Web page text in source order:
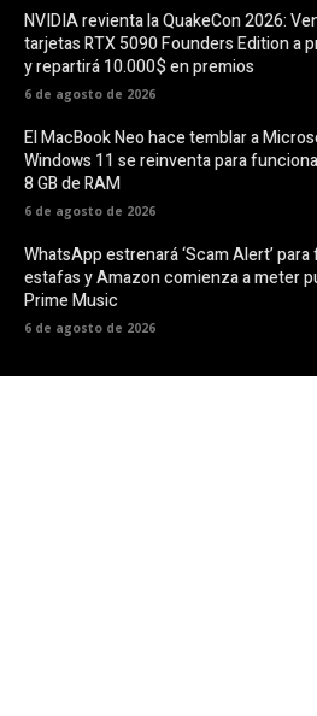
NVIDIA revienta la QuakeCon 2026:
tarjetas RTX 5090 Founders Edition a
y repartirá 10.000$ en premios
6 de agosto de 2026
El MacBook Neo hace temblar a
Windows 11 se reinventa para
8 GB de RAM
6 de agosto de 2026
WhatsApp estrenará ‘Scam Alert’
estafas y Amazon comienza a meter
Prime Music
6 de agosto de 2026